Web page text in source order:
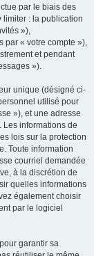
par le biais des
limiter : la publication
»),
par « votre compte »),
et pendant
»).
unique (désigné ci-
utilisé pour
»), et une adresse
informations de
lois sur la protection
Toute information
courriel demandée
à la discrétion de
quelles informations
également choisir
par le logiciel
garantir sa